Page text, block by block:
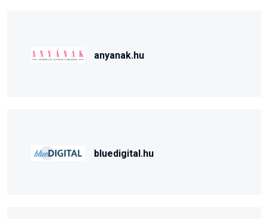
anyanak.hu
bluedigital.hu